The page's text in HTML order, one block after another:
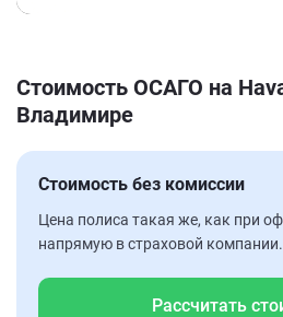
Стоимость ОСАГО на
Владимире
Стоимость без комиссии
Цена полиса такая же, как при
напрямую в страховой компании.
Рассчитать